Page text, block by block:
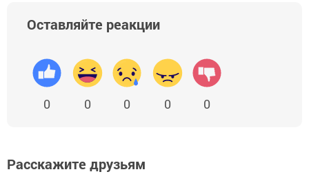
Оставляйте реакции
0 0 0 0 0
Расскажите друзьям